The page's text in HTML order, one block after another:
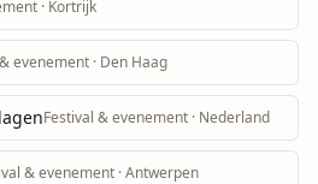
· Kortrijk
evenement · Den Haag
Festival & evenement · Nederland
& evenement · Antwerpen